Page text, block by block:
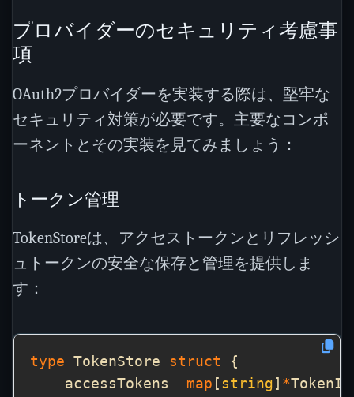
プロバイダーのセキュリティ考慮事
項
OAuth2プロバイダーを実装する際は、堅牢な
セキュリティ対策が必要です。主要なコンポ
ーネントとその実装を見てみましょう：
トークン管理
TokenStoreは、アクセストークンとリフレッシ
ュトークンの安全な保存と管理を提供しま
す：
type TokenStore struct
    accessTokens
map [ string ] *